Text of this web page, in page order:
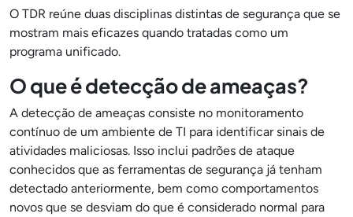
O TDR reúne duas disciplinas distintas de segurança que se
mostram mais eficazes quando tratadas como um
programa unificado.
O que é detecção de ameaças?
A detecção de ameaças consiste no monitoramento
contínuo de um ambiente de TI para identificar sinais de
atividades maliciosas. Isso inclui padrões de ataque
conhecidos que as ferramentas de segurança já tenham
detectado anteriormente, bem como comportamentos
novos que se desviam do que é considerado normal para